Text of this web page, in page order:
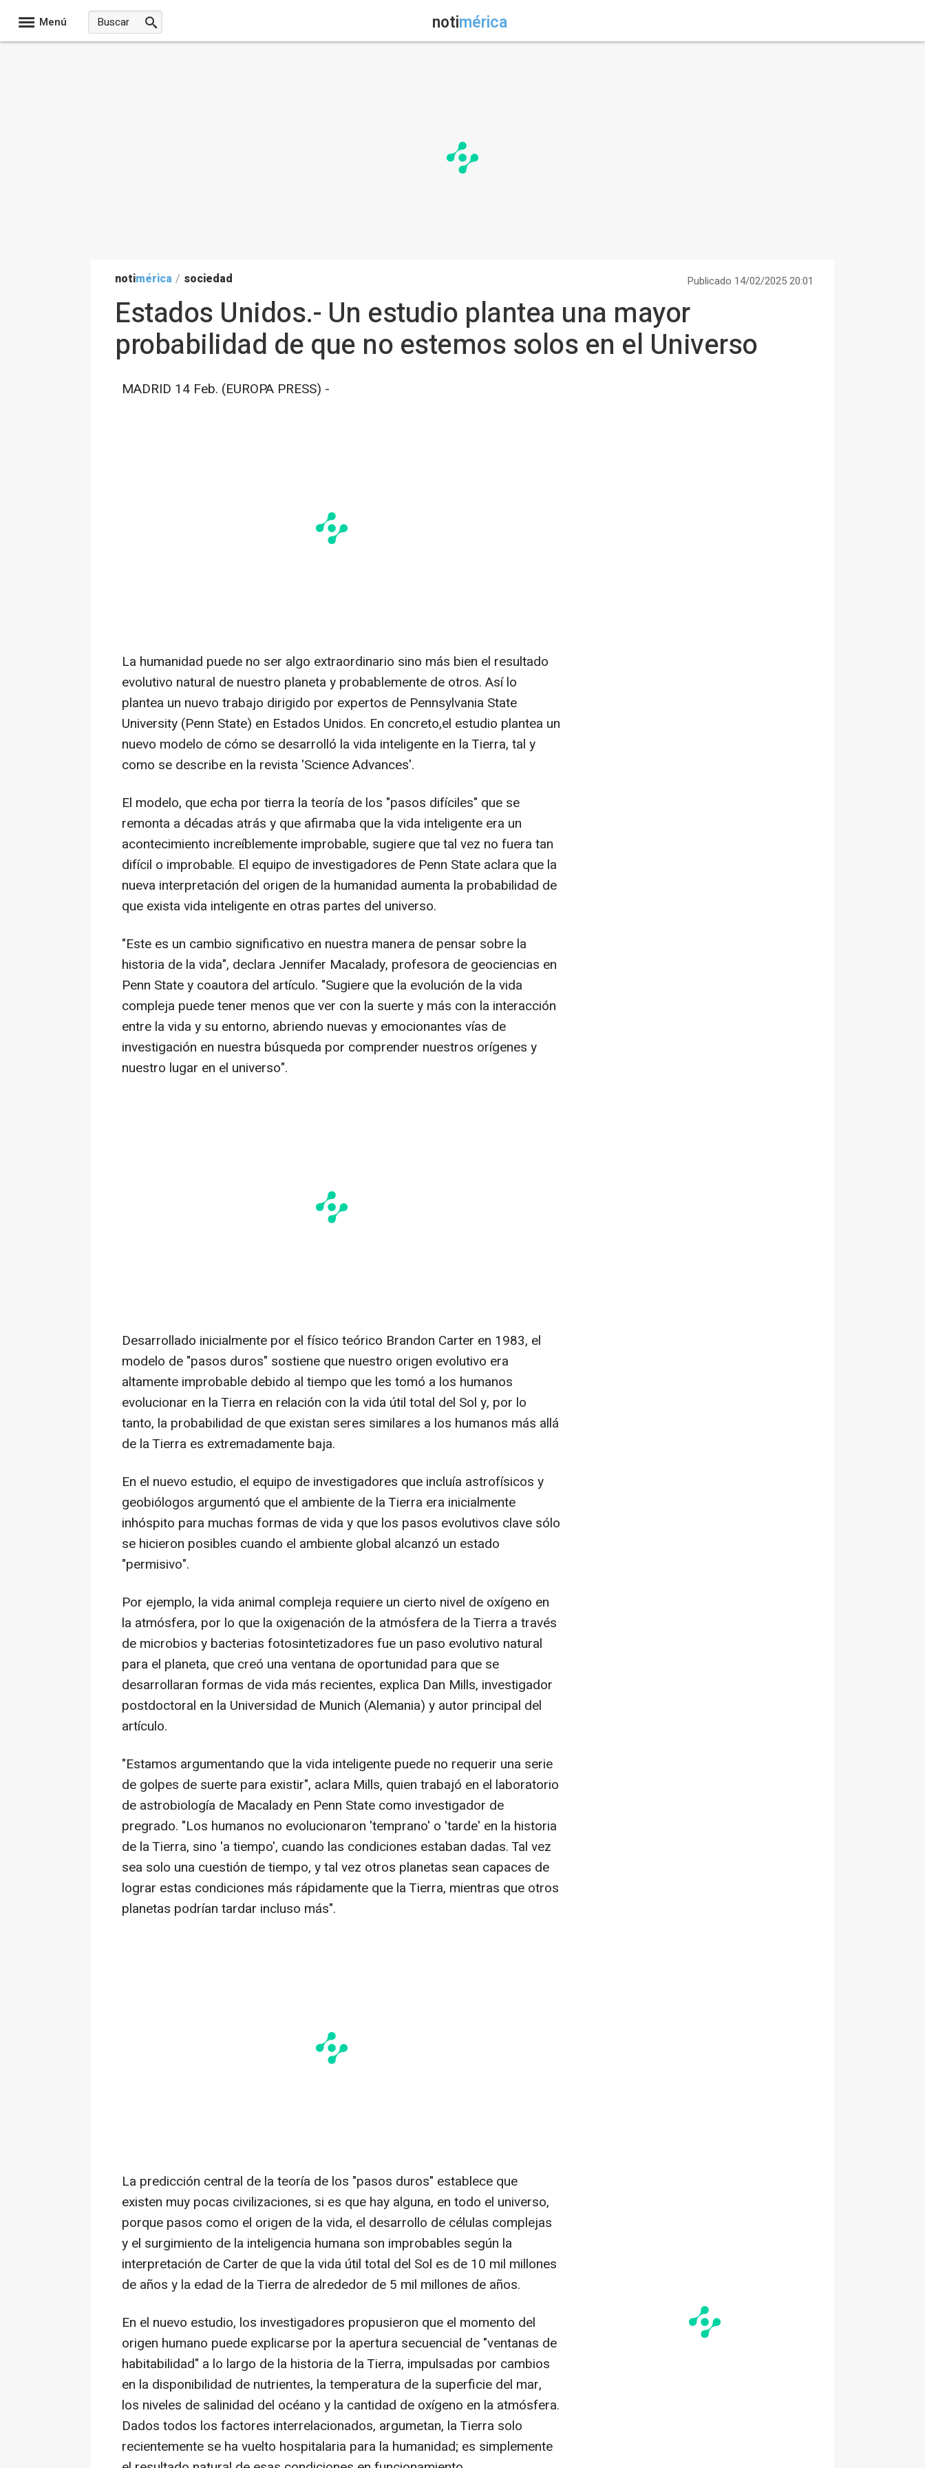
Menú notimérica
notimérica / sociedad Publicado 14/02/2025 20:01
Estados Unidos.- Un estudio plantea una mayor
probabilidad de que no estemos solos en el Universo
MADRID 14 Feb. (EUROPA PRESS) -
La humanidad puede no ser algo extraordinario sino más bien el resultado
evolutivo natural de nuestro planeta y probablemente de otros. Así lo
plantea un nuevo trabajo dirigido por expertos de Pennsylvania State
University (Penn State) en Estados Unidos. En concreto,el estudio plantea un
nuevo modelo de cómo se desarrolló la vida inteligente en la Tierra, tal y
como se describe en la revista 'Science Advances'.
El modelo, que echa por tierra la teoría de los "pasos difíciles" que se
remonta a décadas atrás y que afirmaba que la vida inteligente era un
acontecimiento increíblemente improbable, sugiere que tal vez no fuera tan
difícil o improbable. El equipo de investigadores de Penn State aclara que la
nueva interpretación del origen de la humanidad aumenta la probabilidad de
que exista vida inteligente en otras partes del universo.
"Este es un cambio significativo en nuestra manera de pensar sobre la
historia de la vida", declara Jennifer Macalady, profesora de geociencias en
Penn State y coautora del artículo. "Sugiere que la evolución de la vida
compleja puede tener menos que ver con la suerte y más con la interacción
entre la vida y su entorno, abriendo nuevas y emocionantes vías de
investigación en nuestra búsqueda por comprender nuestros orígenes y
nuestro lugar en el universo".
Desarrollado inicialmente por el físico teórico Brandon Carter en 1983, el
modelo de "pasos duros" sostiene que nuestro origen evolutivo era
altamente improbable debido al tiempo que les tomó a los humanos
evolucionar en la Tierra en relación con la vida útil total del Sol y, por lo
tanto, la probabilidad de que existan seres similares a los humanos más allá
de la Tierra es extremadamente baja.
En el nuevo estudio, el equipo de investigadores que incluía astrofísicos y
geobiólogos argumentó que el ambiente de la Tierra era inicialmente
inhóspito para muchas formas de vida y que los pasos evolutivos clave sólo
se hicieron posibles cuando el ambiente global alcanzó un estado
"permisivo".
Por ejemplo, la vida animal compleja requiere un cierto nivel de oxígeno en
la atmósfera, por lo que la oxigenación de la atmósfera de la Tierra a través
de microbios y bacterias fotosintetizadores fue un paso evolutivo natural
para el planeta, que creó una ventana de oportunidad para que se
desarrollaran formas de vida más recientes, explica Dan Mills, investigador
postdoctoral en la Universidad de Munich (Alemania) y autor principal del
artículo.
"Estamos argumentando que la vida inteligente puede no requerir una serie
de golpes de suerte para existir", aclara Mills, quien trabajó en el laboratorio
de astrobiología de Macalady en Penn State como investigador de
pregrado. "Los humanos no evolucionaron 'temprano' o 'tarde' en la historia
de la Tierra, sino 'a tiempo', cuando las condiciones estaban dadas. Tal vez
sea solo una cuestión de tiempo, y tal vez otros planetas sean capaces de
lograr estas condiciones más rápidamente que la Tierra, mientras que otros
planetas podrían tardar incluso más".
La predicción central de la teoría de los "pasos duros" establece que
existen muy pocas civilizaciones, si es que hay alguna, en todo el universo,
porque pasos como el origen de la vida, el desarrollo de células complejas
y el surgimiento de la inteligencia humana son improbables según la
interpretación de Carter de que la vida útil total del Sol es de 10 mil millones
de años y la edad de la Tierra de alrededor de 5 mil millones de años.
En el nuevo estudio, los investigadores propusieron que el momento del
origen humano puede explicarse por la apertura secuencial de "ventanas de
habitabilidad" a lo largo de la historia de la Tierra, impulsadas por cambios
en la disponibilidad de nutrientes, la temperatura de la superficie del mar,
los niveles de salinidad del océano y la cantidad de oxígeno en la atmósfera.
Dados todos los factores interrelacionados, argumetan, la Tierra solo
recientemente se ha vuelto hospitalaria para la humanidad; es simplemente